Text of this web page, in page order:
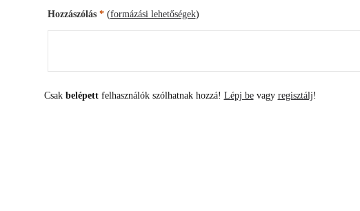
Hozzászólás * (formázási lehetőségek)
Csak belépettfelhasználók szólhatnak hozzá! Lépj bevagy regisztálj!